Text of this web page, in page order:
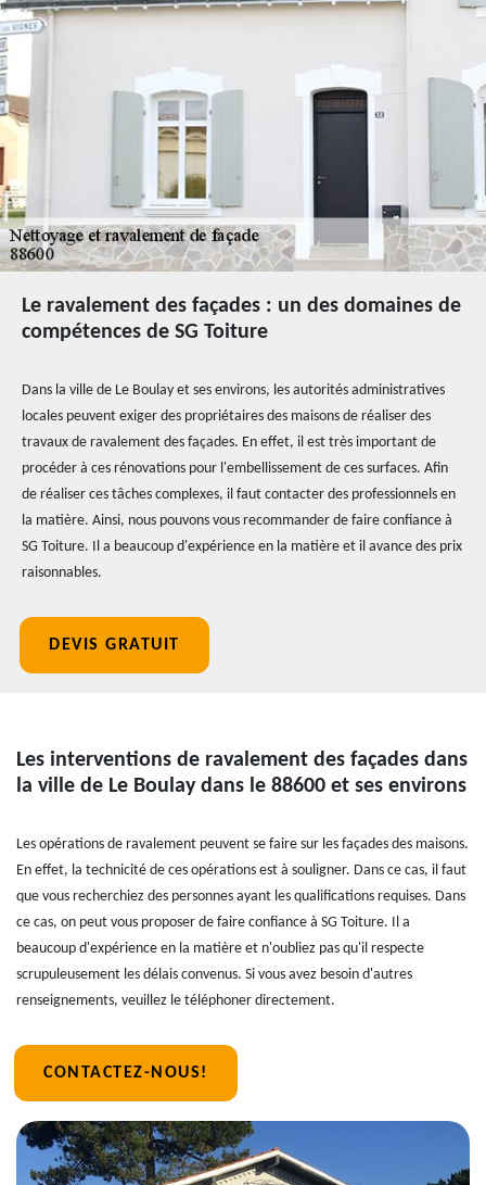
Le ravalement des façades : un des domaines de
compétences de SG Toiture
Dans la ville de Le Boulay et ses environs, les autorités administratives
locales peuvent exiger des propriétaires des maisons de réaliser des
travaux de ravalement des façades. En effet, il est très important de
procéder à ces rénovations pour l'embellissement de ces surfaces. Afin
de réaliser ces tâches complexes, il faut contacter des professionnels en
la matière. Ainsi, nous pouvons vous recommander de faire confiance à
SG Toiture. Il a beaucoup d'expérience en la matière et il avance des prix
raisonnables.
DEVIS GRATUIT
Les interventions de ravalement des façades dans
la ville de Le Boulay dans le 88600 et ses environs
Les opérations de ravalement peuvent se faire sur les façades des maisons.
En effet, la technicité de ces opérations est à souligner. Dans ce cas, il faut
que vous recherchiez des personnes ayant les qualifications requises. Dans
ce cas, on peut vous proposer de faire confiance à SG Toiture. Il a
beaucoup d'expérience en la matière et n'oubliez pas qu'il respecte
scrupuleusement les délais convenus. Si vous avez besoin d'autres
renseignements, veuillez le téléphoner directement.
CONTACTEZ-NOUS!